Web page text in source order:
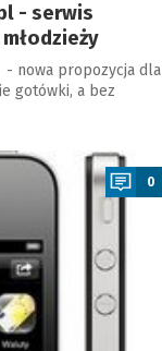
- serwis
- nowa propozycja dla
gotówki, a bez
0